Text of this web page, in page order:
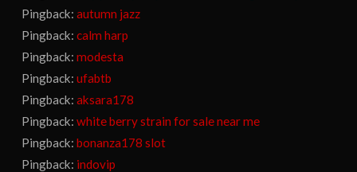
Pingback:autumn jazz
Pingback:calm harp
Pingback:modesta
Pingback:ufabtb
Pingback:aksara178
Pingback:white berry strain for sale near me
Pingback:bonanza178 slot
Pingback: indovip